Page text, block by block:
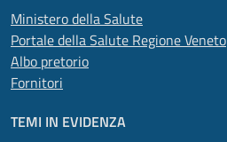
Ministero della Salute
Portale della Salute Regione Veneto
Albo pretorio
Fornitori
TEMI IN EVIDENZA